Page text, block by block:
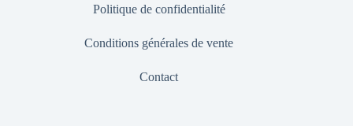
Politique de confidentialité
Conditions générales de vente
Contact